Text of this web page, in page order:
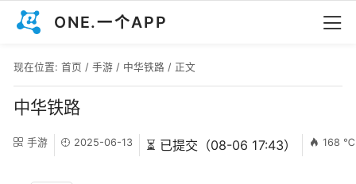
ONE.一个APP
现在位置: 首页 / 手游 / 中华铁路 / 正文
中华铁路
手游 2025-06-13 ⏳ 已提交（08-06 17:43） 168 ℃